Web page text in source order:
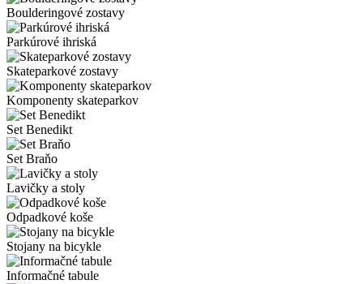
Boulderingové zostavy
Parkúrové ihriská
Skateparkové zostavy
Komponenty skateparkov
Set Benedikt
Set Braňo
Lavičky a stoly
Odpadkové koše
Stojany na bicykle
Informačné tabule